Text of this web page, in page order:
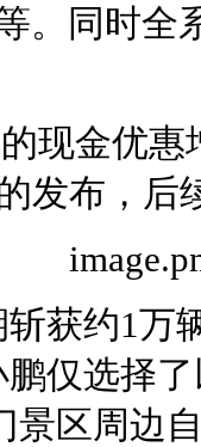
。同时全
现金优惠
发布，后
获约1万
仅选择
景区周边